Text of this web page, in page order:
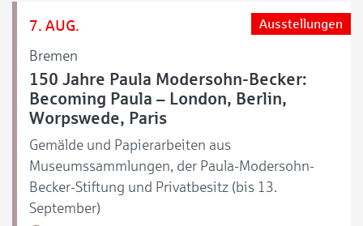
7. AUG.
Bremen
Ausstellungen
150 Jahre Paula Modersohn-Becker:
Becoming Paula – London, Berlin,
Worpswede, Paris
Gemälde und Papierarbeiten aus
Museumssammlungen, der Paula-Modersohn-
Becker-Stiftung und Privatbesitz (bis 13.
September)